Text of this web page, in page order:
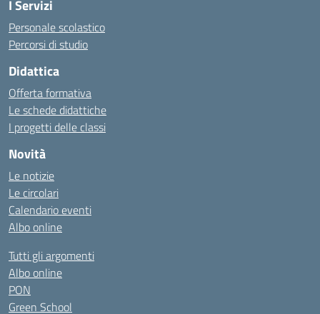
I Servizi
Personale scolastico
Percorsi di studio
Didattica
Offerta formativa
Le schede didattiche
I progetti delle classi
Novità
Le notizie
Le circolari
Calendario eventi
Albo online
Tutti gli argomenti
Albo online
PON
Green School